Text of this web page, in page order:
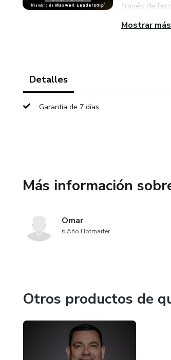
través de
Mostrar más
Detalles
Garantía de 7 días
Más información
Omar
6 Año Hotmarter
Otros productos de